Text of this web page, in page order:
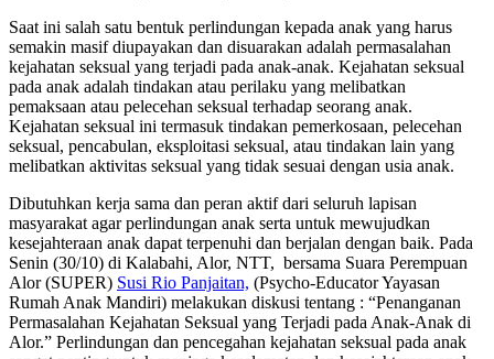
Saat ini salah satu bentuk perlindungan kepada anak yang harus
semakin masif diupayakan dan disuarakan adalah permasalahan
kejahatan seksual yang terjadi pada anak-anak. Kejahatan seksual
pada anak adalah tindakan atau perilaku yang melibatkan
pemaksaan atau pelecehan seksual terhadap seorang anak.
Kejahatan seksual ini termasuk tindakan pemerkosaan, pelecehan
seksual, pencabulan, eksploitasi seksual, atau tindakan lain yang
melibatkan aktivitas seksual yang tidak sesuai dengan usia anak.
Dibutuhkan kerja sama dan peran aktif dari seluruh lapisan
masyarakat agar perlindungan anak serta untuk mewujudkan
kesejahteraan anak dapat terpenuhi dan berjalan dengan baik. Pada
Senin (30/10) di Kalabahi, Alor, NTT, bersama Suara Perempuan
Alor (SUPER) Susi Rio Panjaitan, (Psycho-Educator Yayasan
Rumah Anak Mandiri) melakukan diskusi tentang : “Penanganan
Permasalahan Kejahatan Seksual yang Terjadi pada Anak-Anak di
Alor.” Perlindungan dan pencegahan kejahatan seksual pada anak